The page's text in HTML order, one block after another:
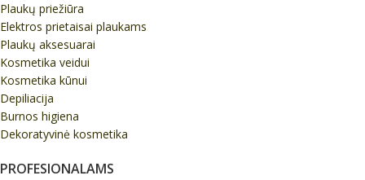
Plaukų priežiūra
Elektros prietaisai plaukams
Plaukų aksesuarai
Kosmetika veidui
Kosmetika kūnui
Depiliacija
Burnos higiena
Dekoratyvinė kosmetika
PROFESIONALAMS